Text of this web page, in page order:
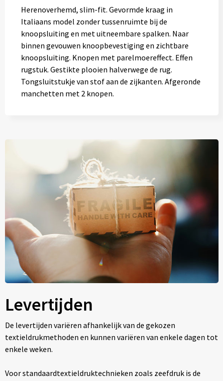
Herenoverhemd, slim-fit. Gevormde kraag in
Italiaans model zonder tussenruimte bij de
knoopsluiting en met uitneembare spalken. Naar
binnen gevouwen knoopbevestiging en zichtbare
knoopsluiting. Knopen met parelmoereffect. Effen
rugstuk. Gestikte plooien halverwege de rug.
Tongsluitstukje van stof aan de zijkanten. Afgeronde
manchetten met 2 knopen.
Levertijden
De levertijden variëren afhankelijk van de gekozen
textieldrukmethoden en kunnen variëren van enkele dagen tot
enkele weken.
Voor standaardtextieldruktechnieken zoals zeefdruk is de